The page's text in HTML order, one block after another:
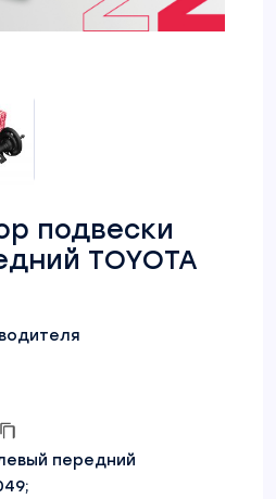
подвески
TOYOTA
передний